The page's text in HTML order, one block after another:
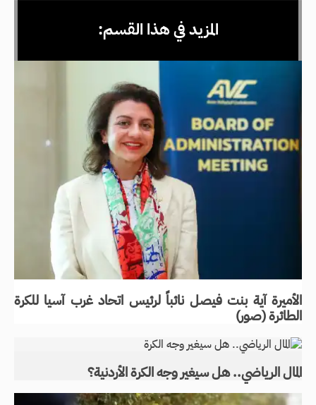
المزيد في هذا القسم:
الأميرة آية بنت فيصل نائباً لرئيس اتحاد غرب آسيا للكرة
الطائرة (صور)
المال الرياضي.. هل سيغير وجه الكرة الأردنية؟